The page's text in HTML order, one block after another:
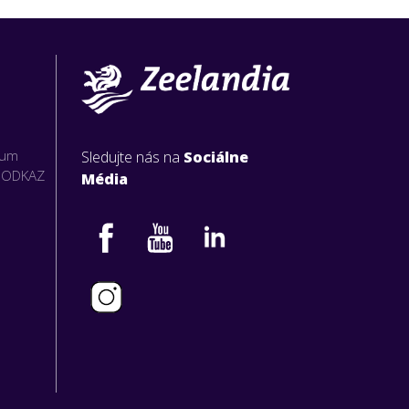
Sledujte nás na Sociálne
Média